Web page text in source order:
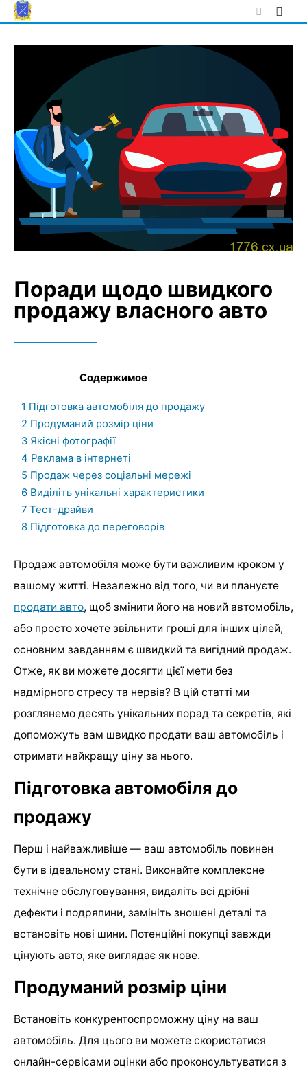
Skip
to
Поради щодо швидкого
продажу власного авто
Содержимое
1 Підготовка автомобіля до продажу
2 Продуманий розмір ціни
3 Якісні фотографії
4 Реклама в інтернеті
5 Продаж через соціальні мережі
6 Виділіть унікальні характеристики
7 Тест-драйви
8 Підготовка до переговорів
Продаж автомобіля може бути важливим кроком у
вашому житті. Незалежно від того, чи ви плануєте
продати авто, щоб змінити його на новий автомобіль,
або просто хочете звільнити гроші для інших цілей,
основним завданням є швидкий та вигідний продаж.
Отже, як ви можете досягти цієї мети без
надмірного стресу та нервів? В цій статті ми
розглянемо десять унікальних порад та секретів, які
допоможуть вам швидко продати ваш автомобіль і
отримати найкращу ціну за нього.
Підготовка автомобіля до
продажу
Перш і найважливіше — ваш автомобіль повинен
бути в ідеальному стані. Виконайте комплексне
технічне обслуговування, видаліть всі дрібні
дефекти і подряпини, замініть зношені деталі та
встановіть нові шини. Потенційні покупці завжди
цінують авто, яке виглядає як нове.
Продуманий розмір ціни
Встановіть конкурентоспроможну ціну на ваш
автомобіль. Для цього ви можете скористатися
онлайн-сервісами оцінки або проконсультуватися з